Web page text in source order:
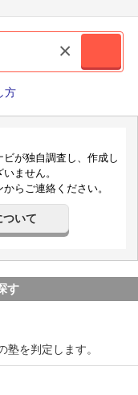
×
が独自調査し、作成し
ません。
らご連絡ください。
いて
す
を判定します。